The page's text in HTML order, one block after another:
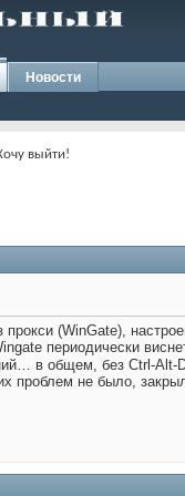
Новости
выйти!
прокси (WinGate),
периодически
в общем, без Ctrl-Alt-
проблем не было,